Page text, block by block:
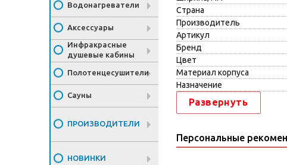
Водонагреватели
Аксессуары
Инфракрасные
душевые кабины
Полотенцесушители
Сауны
ПРОИЗВОДИТЕЛИ
НОВИНКИ
Страна
Производитель
Артикул
Бренд
Цвет
Материал корпуса
Назначение
Развернуть
Персональные